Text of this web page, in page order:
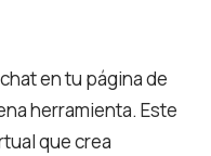
en tu página de
herramienta. Este
que crea